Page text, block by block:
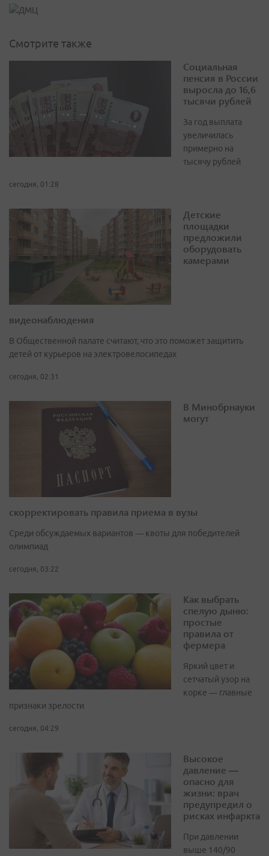
Смотрите также
Социальная
пенсия в России
выросла до 16,6
тысячи рублей
За год выплата
увеличилась
примерно на
тысячу рублей
сегодня, 01:28
Детские
площадки
предложили
оборудовать
камерами
видеонаблюдения
В Общественной палате считают, что это поможет защитить
детей от курьеров на электровелосипедах
сегодня, 02:31
В Минобрнауки
могут
скорректировать правила приема в вузы
Среди обсуждаемых вариантов — квоты для победителей
олимпиад
сегодня, 03:22
Как выбрать
спелую дыню:
простые
правила от
фермера
Яркий цвет и
сетчатый узор на
корке — главные
признаки зрелости
сегодня, 04:29
Высокое
давление —
опасно для
жизни: врач
предупредил о
рисках инфаркта
При давлении
выше 140/90